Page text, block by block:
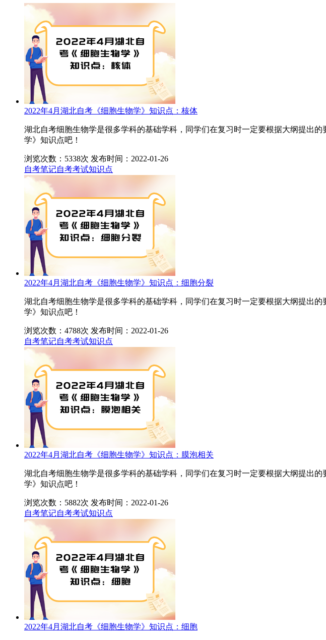
2022年4月湖北自考《细胞生物学》知识点：核体
湖北自考细胞生物学是很多学科的基础学科，同学们在复习时一定要根据大纲提出
学》知识点吧！
浏览次数：5338次 发布时间：2022-01-26
自考笔记自考考试知识点
2022年4月湖北自考《细胞生物学》知识点：细胞分裂
湖北自考细胞生物学是很多学科的基础学科，同学们在复习时一定要根据大纲提出
学》知识点吧！
浏览次数：4788次 发布时间：2022-01-26
自考笔记自考考试知识点
2022年4月湖北自考《细胞生物学》知识点：膜泡相关
湖北自考细胞生物学是很多学科的基础学科，同学们在复习时一定要根据大纲提出
学》知识点吧！
浏览次数：5882次 发布时间：2022-01-26
自考笔记自考考试知识点
2022年4月湖北自考《细胞生物学》知识点：细胞